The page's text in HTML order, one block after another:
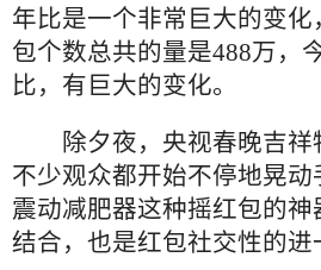
年比是一个非常巨大的变
包个数总共的量是488万，
比，有巨大的变化。
除夕夜，央视春晚吉
不少观众都开始不停地晃
震动减肥器这种摇红包的
结合，也是红包社交性的进